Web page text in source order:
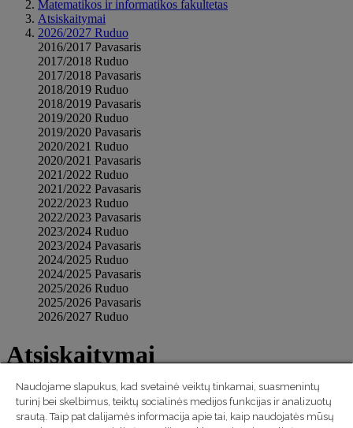
Matematikos ir informatikos fakultetas
Atsiskaitymai
2026/2027 Ruduo
2016/2017 Pavasaris
2017/2018 Ruduo
2017/2018 Pavasaris
2018/2019 Ruduo
2018/2019 Pavasaris
2019/2020 Ruduo
2019/2020 Pavasaris
2020/2021 Ruduo
2020/2021 Pavasaris
2021/2022 Ruduo
2021/2022 Pavasaris
2022/2023 Ruduo
2022/2023 Pavasaris
2023/2024 Ruduo
2023/2024 Pavasaris
2024/2025 Ruduo
2024/2025 Pavasaris
2025/2026 Ruduo
2025/2026 Pavasaris
2026/2027 Ruduo
Atsiskaitymai
Norėdami matyti atsiskaitymus nustatykite filtrus. Arba galite
peržiūrėti visas grupes iš karto.
Naudojame slapukus, kad svetainė veiktų tinkamai, suasmenintų
turinį bei skelbimus, teiktų socialinės medijos funkcijas ir analizuotų
srautą. Taip pat dalijamės informacija apie tai, kaip naudojatės mūsų